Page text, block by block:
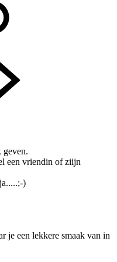
geven.
een vriendin of ziijn
)
je een lekkere smaak van in